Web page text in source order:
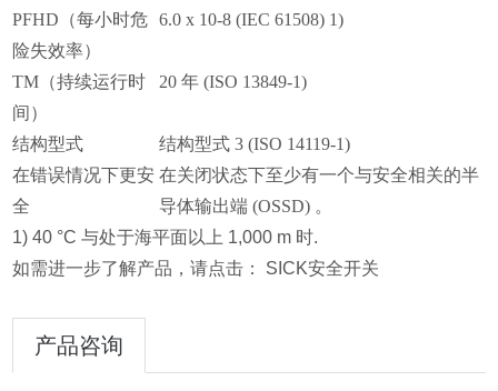
PFHD（每小时危
险失效率）
6.0 x 10-8 (IEC 61508) 1)
TM（持续运行时
间）
20 年 (ISO 13849-1)
结构型式
结构型式 3 (ISO 14119-1)
在错误情况下更安
全
在关闭状态下至少有一个与安全相关的半
导体输出端 (OSSD) 。
1) 40 °C 与处于海平面以上 1,000 m 时.
如需进一步了解产品，请点击： SICK安全开关
产品咨询